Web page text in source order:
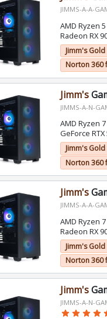
JIMMS-A-A-
AMD Ryzen
Radeon RX
Jimm's
Norton 360
Jimm's
JIMMS-A-N-
AMD Ryzen
GeForce
Jimm's
Norton 360
Jimm's
JIMMS-A-A-
AMD Ryzen
Radeon RX
Jimm's
Norton 360
Jimm's
JIMMS-A-N-
star star star star